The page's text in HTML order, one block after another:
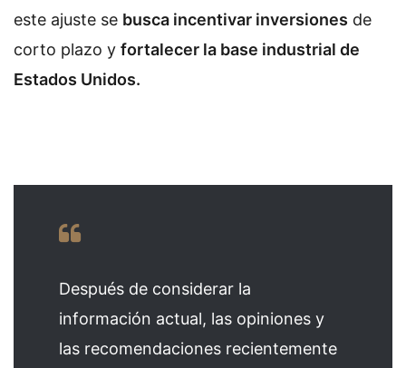
este ajuste se busca incentivar inversiones de
corto plazo y fortalecer la base industrial de
Estados Unidos.
Después de considerar la
información actual, las opiniones y
las recomendaciones recientemente